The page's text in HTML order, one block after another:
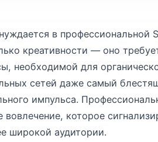
в профессиональной
креативности — оно
необходимой для
сетей даже самый
импульса.
которое
широкой аудитории.